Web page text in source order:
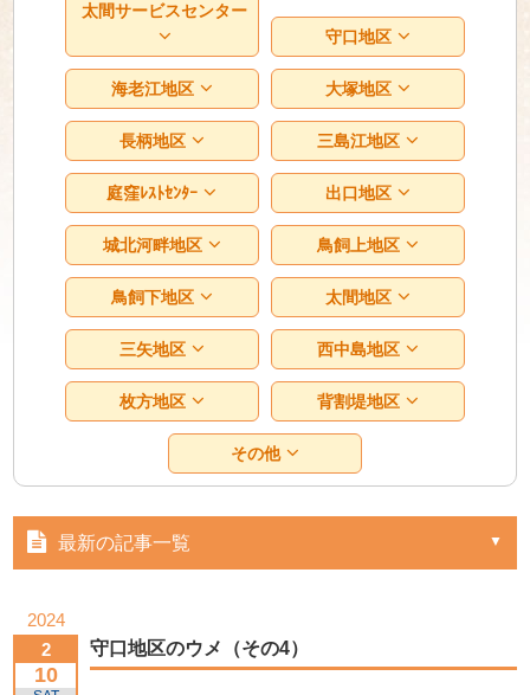
太間サービスセンター
守口地区
海老江地区 大塚地区
長柄地区 三島江地区
庭窪ﾚｽﾄｾﾝﾀｰ 出口地区
城北河畔地区 鳥飼上地区
鳥飼下地区 太間地区
三矢地区 西中島地区
枚方地区 背割堤地区
その他
最新の記事一覧
2024
2
10
守口地区のウメ（その4）